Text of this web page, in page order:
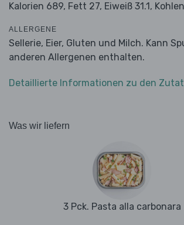
Kalorien 689, Fett 27, Eiweiß 31.1,
ALLERGENE
Sellerie, Eier, Gluten und Milch. Kann
anderen Allergenen enthalten.
Detaillierte Informationen zu den
Was wir liefern
3 Pck. Pasta alla carbonara